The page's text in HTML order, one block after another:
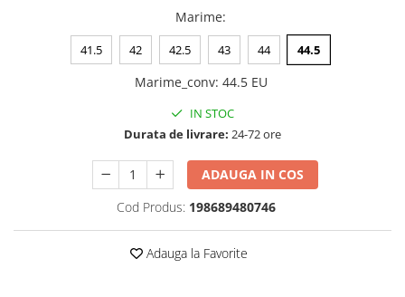
Marime:
41.5 42 42.5 43 44 44.5
Marime_conv: 44.5 EU
IN STOC
Durata de livrare: 24-72 ore
ADAUGA IN COS
Cod Produs: 198689480746
Adauga la Favorite